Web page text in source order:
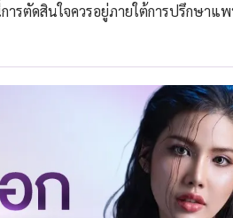
ารตัดสินใจควรอยู่ภายใต้การปรึกษา